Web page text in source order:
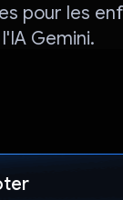
pour les
Gemini.